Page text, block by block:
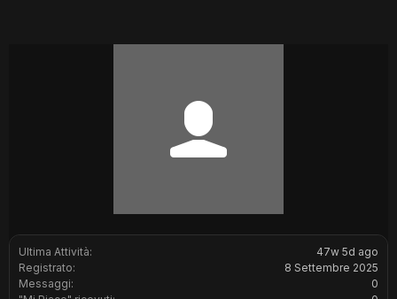
Ultima Attività:
47w 5d ago
Registrato:
8 Settembre 2025
Messaggi:
0